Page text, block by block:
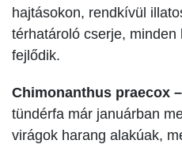
hajtásokon, rendkívül
térhatároló cserje,
fejlődik.
Chimonanthus praecox
tündérfa már januárban
virágok harang alakúak,